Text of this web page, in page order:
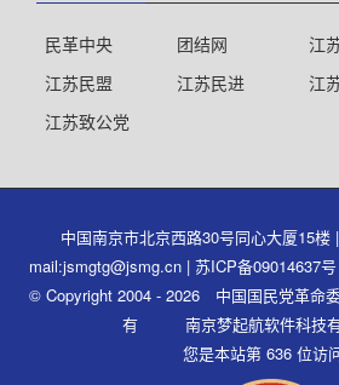
民革中央 团结网
江
江苏民盟
江苏民进
江
江苏致公党
中国南京市北京西路30号同心大厦15
mail:jsmgtg@jsmg.cn | 苏ICP备09014637
© Copyright 2004 - 2026 中国国民党革命
有 南京梦起航软件科技有
您是本站第 636 位访